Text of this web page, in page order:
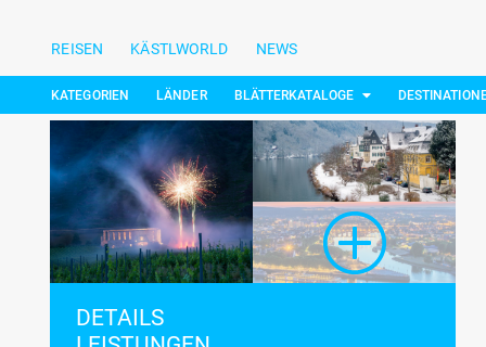
REISEN KÄSTLWORLD NEWS
KATEGORIEN LÄNDER BLÄTTERKATALOGE
DETAILS